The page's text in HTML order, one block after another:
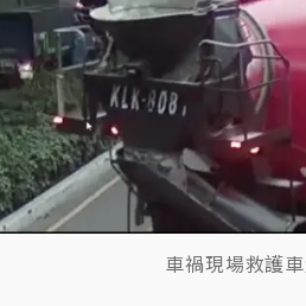
車禍現場救護